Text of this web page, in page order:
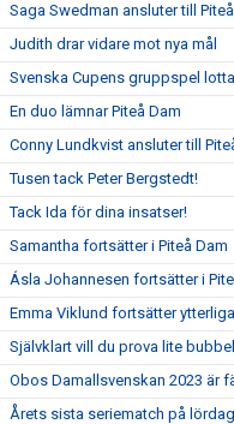
Saga Swedman ansluter till
Judith drar vidare mot nya mål
Svenska Cupens gruppspel
En duo lämnar Piteå Dam
Conny Lundkvist ansluter till
Tusen tack Peter Bergstedt!
Tack Ida för dina insatser!
Samantha fortsätter i Piteå Dam
Ásla Johannesen fortsätter i
Emma Viklund fortsätter
Självklart vill du prova lite
Obos Damallsvenskan 2023 är
Årets sista seriematch på